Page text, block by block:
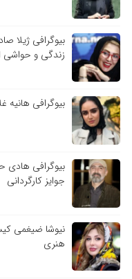
بیوگرافی
زندگی و حواشی
بیوگرافی هانیه
بیوگرافی هادی
جوایز کارگردانی
نیوشا ضیغمی
هنری